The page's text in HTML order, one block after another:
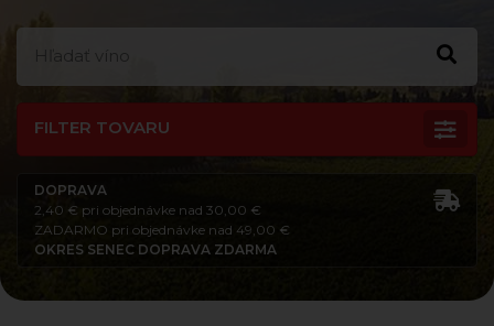
FILTER TOVARU
DOPRAVA
2,40 € pri objednávke nad 30,00 €
ZADARMO pri objednávke nad 49,00 €
OKRES SENEC DOPRAVA ZDARMA